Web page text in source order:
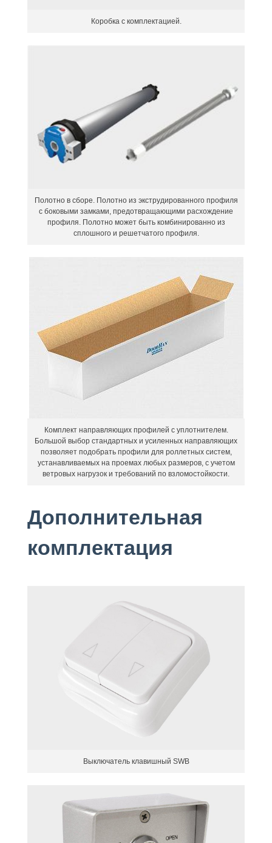
Коробка с комплектацией.
Полотно в сборе. Полотно из экструдированного профиля
с боковыми замками, предотвращающими расхождение
профиля. Полотно может быть комбинированно из
сплошного и решетчатого профиля.
Комплект направляющих профилей с уплотнителем.
Большой выбор стандартных и усиленных направляющих
позволяет подобрать профили для роллетных систем,
устанавливаемых на проемах любых размеров, с учетом
ветровых нагрузок и требований по взломостойкости.
Дополнительная
комплектация
Выключатель клавишный SWB